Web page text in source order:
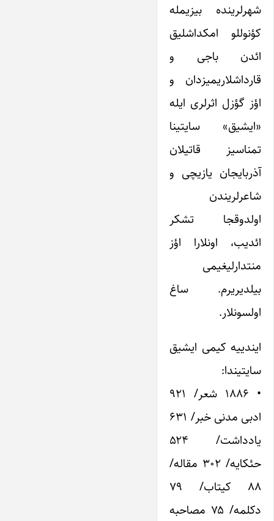
شهرلرینده بیزیمله
کؤنوللو امکداشلیق
ائدن باجی و
قارداشلاریمیزدان و
اؤز گؤزل اثرلری ایله
«ایشیق» سایتینا
تمناسیز قاتیلان
آذربایجان یازیچی و
شاعرلریندن
اولدوقجا تشکر
ائدیب، اونلارا اؤز
منتدارلیغیمی
بیلدیریرم. ساغ
اولسونلار.
ایندییه کیمی ایشیق
سایتیندا:
• ۱۸۸۶ شعر/ ۹۲۱
ادبی مدنی خبر/ ۶۳۱
یادداشت/ ۵۲۴
حئکایه/ ۳۰۲ مقاله/
۸۸ کیتاب/ ۷۹
دکلمه/ ۷۵ مصاحبه